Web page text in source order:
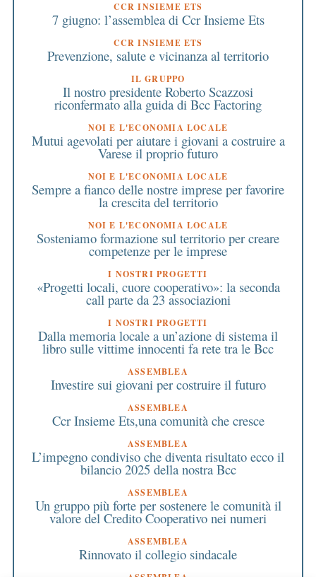
CCR INSIEME ETS
7 giugno: l’assemblea di Ccr Insieme Ets
CCR INSIEME ETS
Prevenzione, salute e vicinanza al territorio
IL GRUPPO
Il nostro presidente Roberto Scazzosi
riconfermato alla guida di Bcc Factoring
NOI E L'ECONOMIA LOCALE
Mutui agevolati per aiutare i giovani a costruire a
Varese il proprio futuro
NOI E L'ECONOMIA LOCALE
Sempre a fianco delle nostre imprese per favorire
la crescita del territorio
NOI E L'ECONOMIA LOCALE
Sosteniamo formazione sul territorio per creare
competenze per le imprese
I NOSTRI PROGETTI
«Progetti locali, cuore cooperativo»: la seconda
call parte da 23 associazioni
I NOSTRI PROGETTI
Dalla memoria locale a un’azione di sistema il
libro sulle vittime innocenti fa rete tra le Bcc
ASSEMBLEA
Investire sui giovani per costruire il futuro
ASSEMBLEA
Ccr Insieme Ets,una comunità che cresce
ASSEMBLEA
L’impegno condiviso che diventa risultato ecco il
bilancio 2025 della nostra Bcc
ASSEMBLEA
Un gruppo più forte per sostenere le comunità il
valore del Credito Cooperativo nei numeri
ASSEMBLEA
Rinnovato il collegio sindacale